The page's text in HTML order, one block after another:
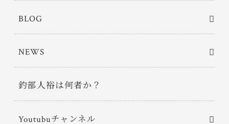
BLOG
NEWS
釣部人裕は何者か？
Youtubuチャンネル